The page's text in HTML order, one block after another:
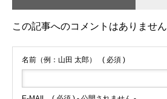
この記事へのコメントはありません
名前（例：山田 太郎） ( 必須 )